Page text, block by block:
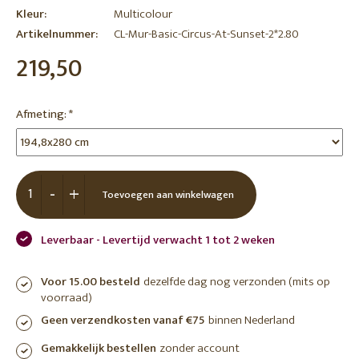
Kleur:
Multicolour
Artikelnummer:
CL-Mur-Basic-Circus-At-Sunset-2*2.80
219,50
Afmeting:*
+
- Toevoegen aan winkelwagen
Leverbaar - Levertijd verwacht 1 tot 2 weken
Voor 15.00 besteld dezelfde dag nog verzonden (mits op
voorraad)
Geen verzendkosten vanaf €75 binnen Nederland
Gemakkelijk bestellen zonder account